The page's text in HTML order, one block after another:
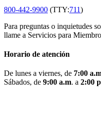
800-442-9900 (TTY:711)
Para preguntas o inquietudes
llame a Servicios para
Horario de atención
De lunes a viernes, de 7:00
Sábados, de 9:00 a.m. a 2:00